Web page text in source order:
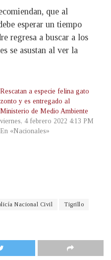
que al
esperar un tiempo
regresa a buscar a los
se asustan al ver la
Rescatan a especie felina gato
zonto y es entregado al
Ministerio de Medio Ambiente
viernes, 4 febrero 2022 4:13 PM
En «Nacionales»
Nacional Civil Tigrillo